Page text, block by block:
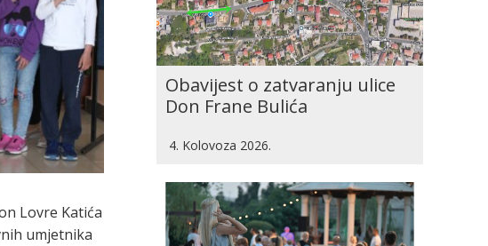
Lovre Katića
umjetnika
Obavijest o zatvaranju ulice
Don Frane Bulića
4. Kolovoza 2026.